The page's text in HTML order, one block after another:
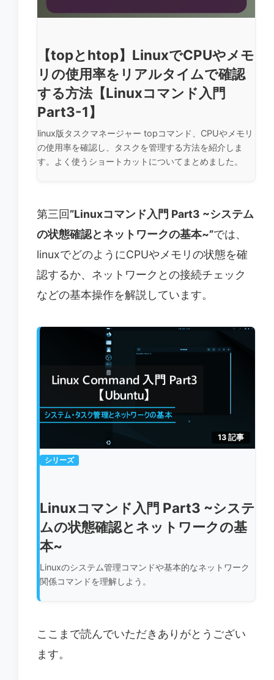
【topとhtop】LinuxでCPUやメモ
リの使用率をリアルタイムで確認
する方法【Linuxコマンド入門
Part3-1】
linux版タスクマネージャー topコマンド、CPUやメモリ
の使用率を確認し、タスクを管理する方法を紹介しま
す。よく使うショートカットについてまとめました。
第三回”Linuxコマンド入門 Part3 ~システム
の状態確認とネットワークの基本~”では、
linuxでどのようにCPUやメモリの状態を確
認するか、ネットワークとの接続チェック
などの基本操作を解説しています。
13 記事
シリーズ
Linuxコマンド入門 Part3 ~システ
ムの状態確認とネットワークの基
本~
Linuxのシステム管理コマンドや基本的なネットワーク
関係コマンドを理解しよう。
ここまで読んでいただきありがとうござい
ます。